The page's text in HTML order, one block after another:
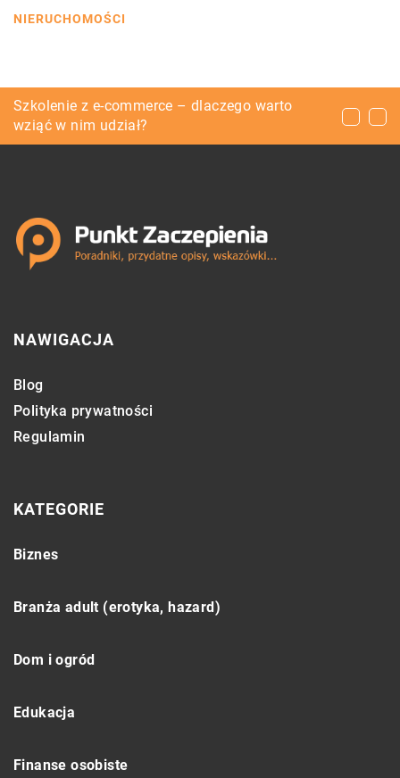
NIERUCHOMOŚCI
Wszystko co chciałeś wiedzieć o tokarkach, ale
wstydziłeś się spytać!
Szkolenie z e-commerce – dlaczego warto
wziąć w nim udział?
Meble przydatne w każdym sklepie
NAWIGACJA
Blog
Polityka prywatności
Regulamin
KATEGORIE
Biznes
Branża adult (erotyka, hazard)
Dom i ogród
Edukacja
Finanse osobiste